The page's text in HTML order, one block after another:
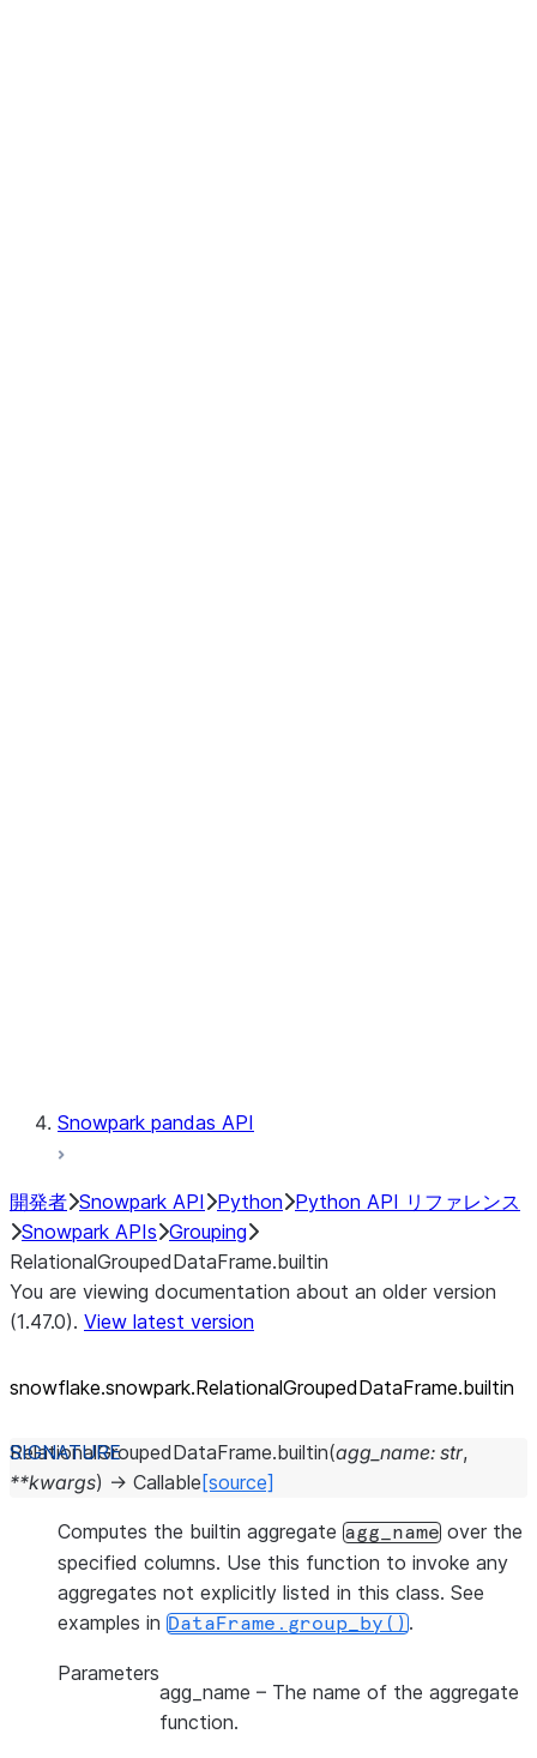
Snowpark pandas API
開発者 Snowpark API Python Python API リファレンス
Snowpark APIs Grouping
RelationalGroupedDataFrame.builtin
You are viewing documentation about an older version
(1.47.0). View latest version
snowflake.snowpark.RelationalGroupedDataFrame.builtin
RelationalGroupedDataFrame.builtin(agg_name: str,
**kwargs) → Callable [source]
Computes the builtin aggregate agg_name over the
specified columns. Use this function to invoke any
aggregates not explicitly listed in this class. See
examples in DataFrame.group_by().
Parameters
agg_name – The name of the aggregate
function.